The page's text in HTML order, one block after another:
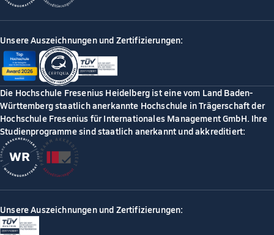
Unsere Auszeichnungen und Zertifizierungen:
Die Hochschule Fresenius Heidelberg ist eine vom Land Baden-
Württemberg staatlich anerkannte Hochschule in Trägerschaft der
Hochschule Fresenius für Internationales Management GmbH. Ihre
Studienprogramme sind staatlich anerkannt und akkreditiert:
Unsere Auszeichnungen und Zertifizierungen: